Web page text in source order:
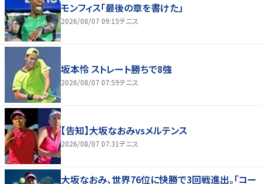
モンフィス「最後の章を書けた」
2026/08/07 09:15テニス
坂本怜 ストレート勝ちで8強
2026/08/07 07:59テニス
【告知】大坂なおみvsメルテンス
2026/08/07 07:31テニス
大坂なおみ、世界76位に快勝で3回戦進出。「コー